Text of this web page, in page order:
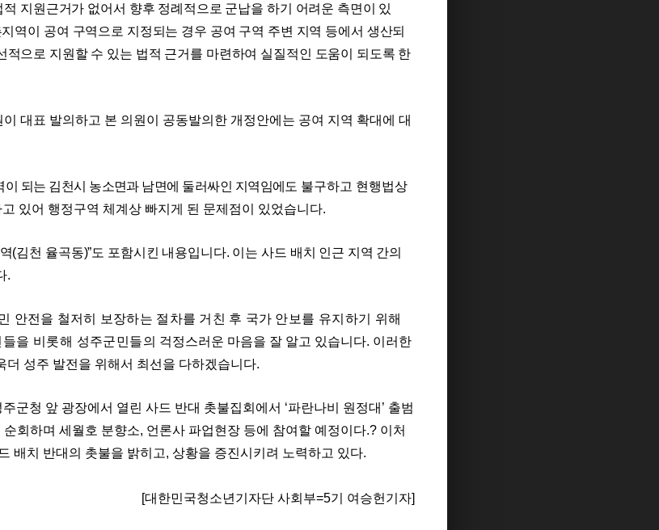
적 지원근거가 없어서 향후 정례적으로 군납을 하기 어려운 측면이 있
역이 공여 구역으로 지정되는 경우 공여 구역 주변 지역 등에서 생산되
적으로 지원할 수 있는 법적 근거를 마련하여 실질적인 도움이 되도록 한
대표 발의하고 본 의원이 공동발의한 개정안에는 공여 지역 확대에 대
되는 김천시 농소면과 남면에 둘러싸인 지역임에도 불구하고 현행법상
있어 행정구역 체계상 빠지게 된 문제점이 있었습니다.
(김천 율곡동)”도 포함시킨 내용입니다. 이는 사드 배치 인근 지역 간의
.
안전을 철저히 보장하는 절차를 거친 후 국가 안보를 유지하기 위해
을 비롯해 성주군민들의 걱정스러운 마음을 잘 알고 있습니다. 이러한
더 성주 발전을 위해서 최선을 다하겠습니다.
주군청 앞 광장에서 열린 사드 반대 촛불집회에서 ‘파란나비 원정대 ’ 출범
회하며 세월호 분향소, 언론사 파업현장 등에 참여할 예정이다.? 이처
배치 반대의 촛불을 밝히고, 상황을 증진시키려 노력하고 있다.
[대한민국청소년기자단 사회부=5기 여승헌기자]